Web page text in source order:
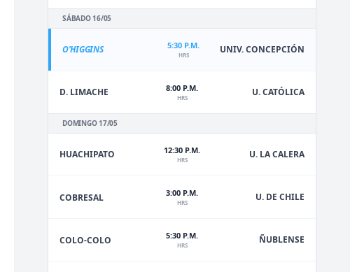
SÁBADO 16/05
O'HIGGINS 5:30 P.M.
HRS UNIV. CONCEPCIÓN
D. LIMACHE 8:00 P.M.
HRS U. CATÓLICA
DOMINGO 17/05
HUACHIPATO 12:30 P.M.
HRS U. LA CALERA
COBRESAL 3:00 P.M.
HRS U. DE CHILE
COLO-COLO 5:30 P.M.
HRS ÑUBLENSE